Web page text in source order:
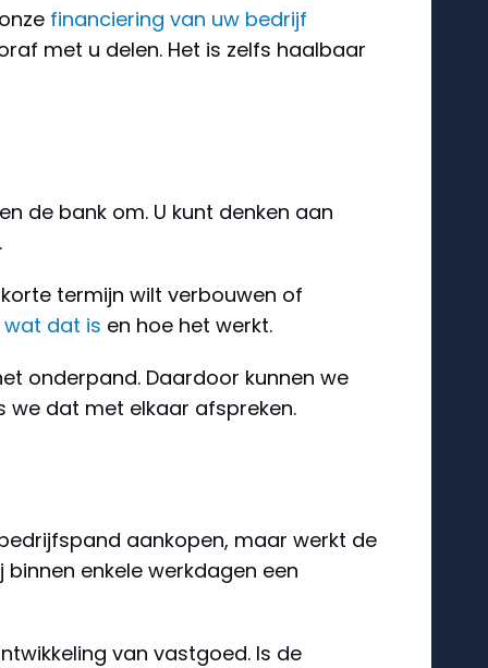
financiering van uw bedrijf
met u delen. Het is zelfs haalbaar
de bank om. U kunt denken aan
termijn wilt verbouwen of
wat dat is en hoe het werkt.
onderpand. Daardoor kunnen we
we dat met elkaar afspreken.
aankopen, maar werkt de
enkele werkdagen een
van vastgoed. Is de